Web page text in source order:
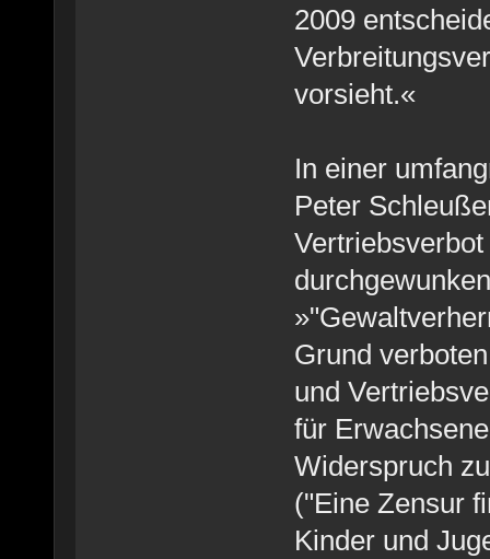
2009
vorsieht.«
In einer
Peter
Grund
und
für
Widerspruch
("Eine Zensur
Kinder und